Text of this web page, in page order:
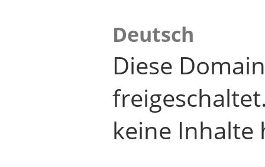
Deutsch
Diese
keine Inhalte